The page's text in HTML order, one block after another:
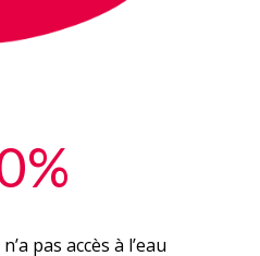
pas accès à l’eau